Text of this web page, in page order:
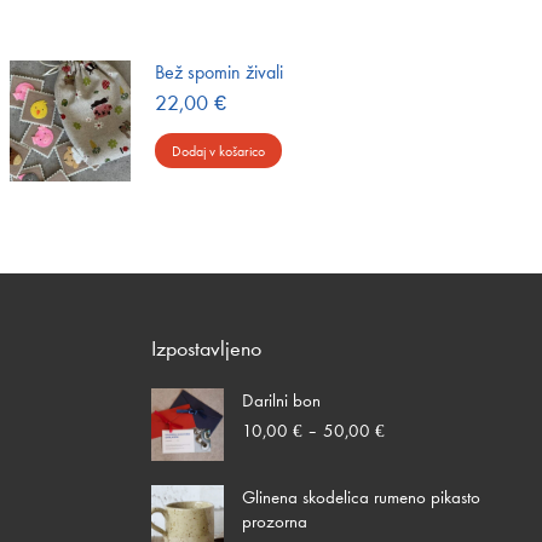
Bež spomin živali
22,00€
Dodaj v košarico
Izpostavljeno
Darilni bon
10,00 € – 50,00 €Cenovni
10,00 €
Glinena skodelica rumeno pikasto
prozorna